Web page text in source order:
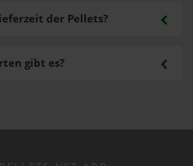
gibt es?
der Pellets?